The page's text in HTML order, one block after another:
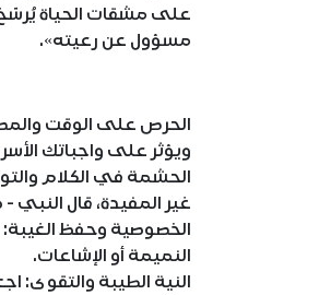
على مشقات الحياة يُرسّخ
مسؤول عن رعيته».
الحرص على الوقت
ويؤثر على واجباتك
الحشمة في الكلام
غير المفيدة، قال
الخصوصية وحفظ الغيبة:
النميمة أو الإشاعات.
النية الطيبة والتقوى: